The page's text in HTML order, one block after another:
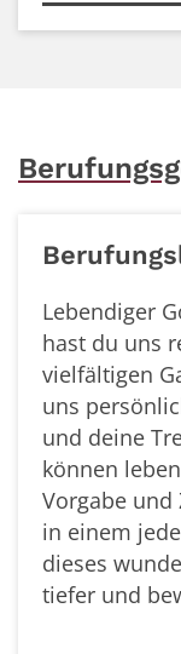
Lebendiger
hast du uns
vielfältigen
uns
und deine
können
Vorgabe und
in einem
dieses
tiefer und